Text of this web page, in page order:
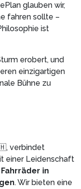
glauben wir,
fahren sollte –
ist
erobert, und
einzigartigen
Bühne zu
verbindet
einer Leidenschaft
in
. Wir bieten eine